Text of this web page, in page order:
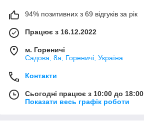
94% позитивних з 69 відгуків за рік
Працює з 16.12.2022
м. Гореничі
Садова, 8а, Гореничі, Україна
Контакти
Сьогодні працює з 10:00 до 18:00
Показати весь графік роботи